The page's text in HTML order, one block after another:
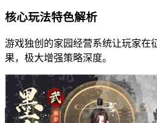
核心玩法特色解析
游戏独创的家园经营系统让玩家在
果，极大增强策略深度。